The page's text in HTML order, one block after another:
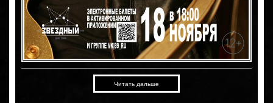
Читать дальше